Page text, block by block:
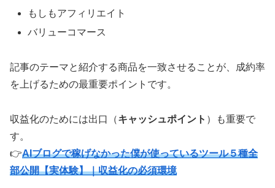
もしもアフィリエイト
バリューコマース
記事のテーマと紹介する商品を一致させることが、成約率
を上げるための最重要ポイントです。
収益化のためには出口（キャッシュポイント ）も重要で
す。
👉AIブログで稼げなかった僕が使っているツール５種全
部公開【実体験】｜収益化の必須環境